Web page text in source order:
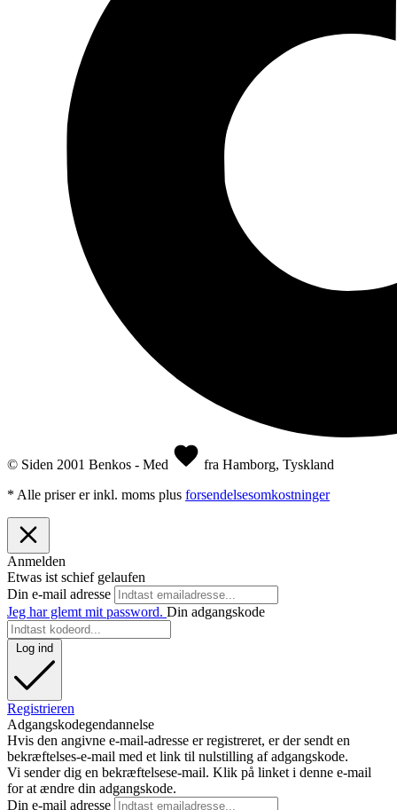
© Siden 2001 Benkos - Med
fra Hamborg, Tyskland
* Alle priser er inkl. moms plus forsendelsesomkostninger
Anmelden
Etwas ist schief gelaufen
Din e-mail adresse
Jeg har glemt mit password. Din adgangskode
Log ind
Registrieren
Adgangskodegendannelse
Hvis den angivne e-mail-adresse er registreret, er der sendt en
bekræftelses-e-mail med et link til nulstilling af adgangskode.
Vi sender dig en bekræftelsese-mail. Klik på linket i denne e-mail
for at ændre din adgangskode.
Din e-mail adresse